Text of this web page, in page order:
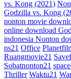
vs. Kong (2021)
Godzilla vs. Kong
nonton movie
online download
indonesia Nonton
ns21 Office
Ruangmovie21
Sobatnonton21
Thriller Waktu21